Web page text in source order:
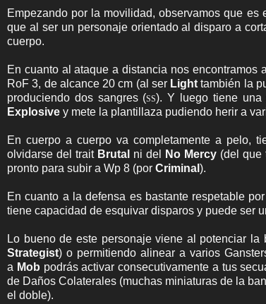
Empezando por la movilidad, observamos que
que al ser un personaje orientado al disparo a
cuerpo.
En cuanto al ataque a distancia nos
RoF 3, de alcance 20 cm (al ser Light también la
produciendo dos sangres (SS). Y luego tiene una
Explosive y mete la plantillaza pudiendo herir a
En cuerpo a cuerpo va completamente a pelo,
olvidarse del trait Brutal ni del No Mercy(del que
pronto para subir a Wp 8 (por Criminal ).
En cuanto a la defensa es bastante respetable
tiene capacidad de esquivar disparos y puede ser
Lo bueno de este personaje viene al potenciar
Strategist) o permitiendo alinear a varios
a Mob podrás activar consecutivamente a tus
de Daños Colaterales (muchas miniaturas de la
el doble).